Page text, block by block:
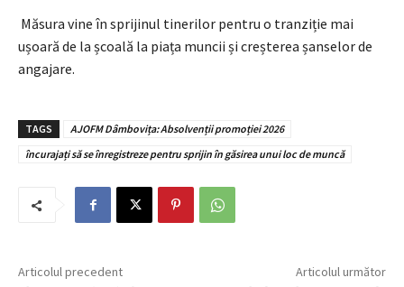
Măsura vine în sprijinul tinerilor pentru o tranziție mai
ușoară de la școală la piața muncii și creșterea șanselor de
angajare.
TAGS
AJOFM Dâmbovița: Absolvenții promoției 2026
încurajați să se înregistreze pentru sprijin în găsirea unui loc de muncă
Articolul precedent Articolul următor